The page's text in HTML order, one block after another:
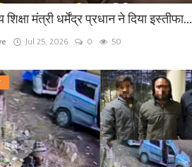
शिक्षा मंत्री धर्मेंद्र प्रधान ने दिया इस्तीफा...
Jul 25, 2026 0 50